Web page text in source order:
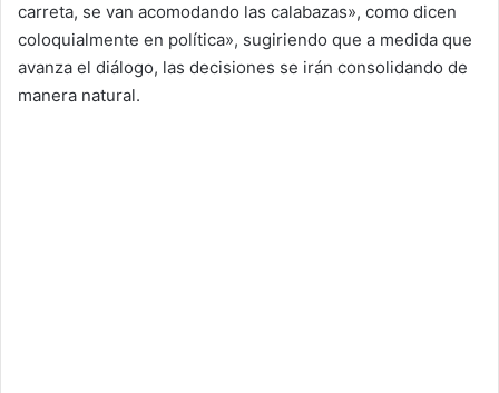
carreta, se van acomodando las calabazas», como dicen
coloquialmente en política», sugiriendo que a medida que
avanza el diálogo, las decisiones se irán consolidando de
manera natural.